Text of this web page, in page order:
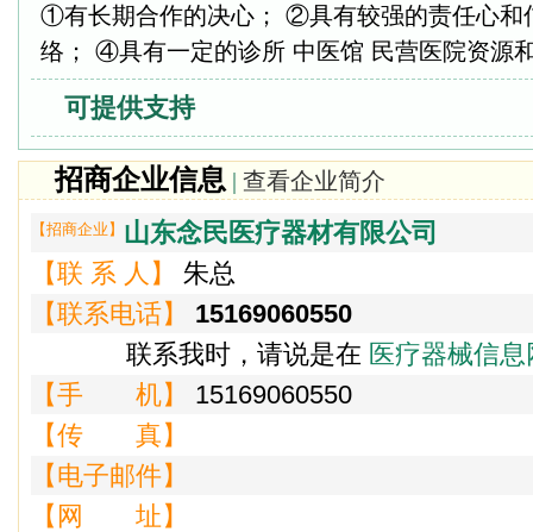
①有长期合作的决心； ②具有较强的责任心
络； ④具有一定的诊所 中医馆 民营医院资源
可提供支持
招商企业信息 | 查看企业简介
【招商企业】 山东念民医疗器材有限公司
【联 系 人】
朱总
【联系电话】
15169060550
联系我时，请说是在 医疗器械信
【手 机】
15169060550
【传 真】
【电子邮件】
【网 址】